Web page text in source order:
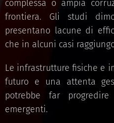
complessa o ampia
frontiera. Gli studi
presentano lacune di
che in alcuni casi
Le infrastrutture fisiche e
futuro e una attenta
potrebbe far
emergenti.